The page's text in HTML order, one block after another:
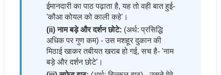
ईमानदारी का पाठ पढ़ाता है, यह तो वही बात हुई-
'कौआ कोयल को काली कहे'।
(ii) नाम बड़े और दर्शन छोटे: (अर्थ: प्रसिद्धि
अधिक पर गुण कम) - उस मशहूर दुकान की
मिठाई खाकर तबीयत खराब हो गई, सच है- 'नाम
बड़े और दर्शन छोटे'।